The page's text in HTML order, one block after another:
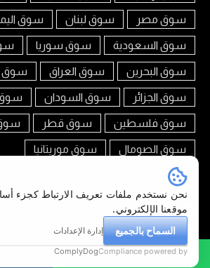
سوق مصر سوق لبنان سوق
سوق السعودية سوق سوريا
سوق البحرين سوق العراق سوق
سوق الجزائر سوق السودان
سوق فلسطين سوق قطر سوق
سوق الصومال سوق موريتانيا
تابعنا على
سوق العرب جيبوتي © 2026واتساب
نحن نستخدم ملفات تعريف الارتباط كجزء
موقعنا الإلكتروني.
السماح بالجميع
إدارة الإعدادات
Compliance powered by
ComplyDog